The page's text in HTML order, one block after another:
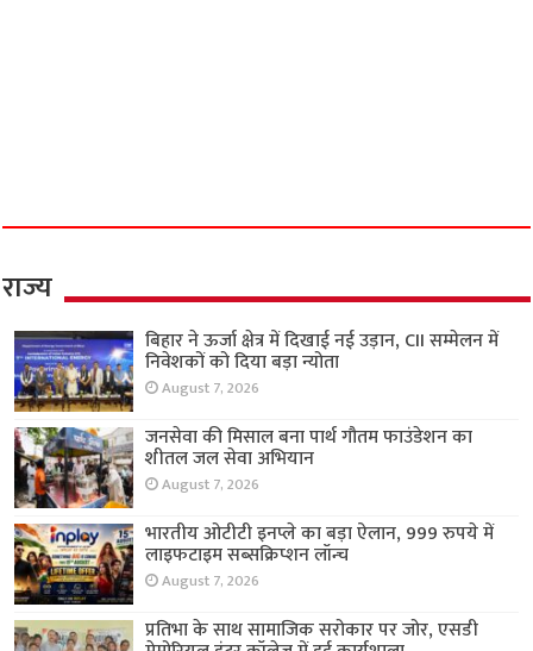
राज्य
बिहार ने ऊर्जा क्षेत्र में दिखाई नई उड़ान, CII सम्मेलन में
August 7, 2026
जनसेवा की मिसाल बना पार्थ गौतम फाउंडेशन का
August 7, 2026
भारतीय ओटीटी इनप्ले का बड़ा ऐलान, 999 रुपये में
August 7, 2026